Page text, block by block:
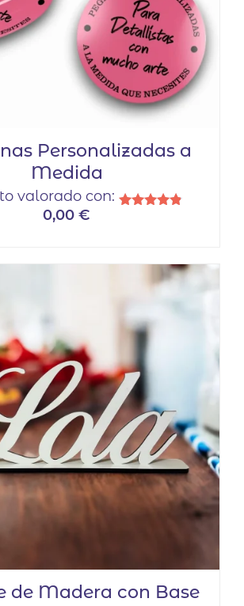
Personalizadas a
Medida
valorado con:
0,00 €
de Madera con Base